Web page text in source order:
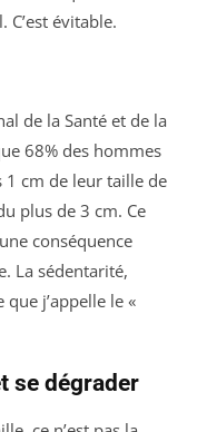
C’est évitable.
de la Santé et de la
68% des hommes
cm de leur taille de
plus de 3 cm. Ce
conséquence
La sédentarité,
que j’appelle le «
se dégrader